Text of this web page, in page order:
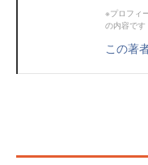
※プロフィ
の内容です
この著